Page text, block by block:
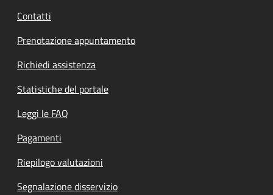
Contatti
Prenotazione appuntamento
Richiedi assistenza
Statistiche del portale
Leggi le FAQ
Pagamenti
Riepilogo valutazioni
Segnalazione disservizio